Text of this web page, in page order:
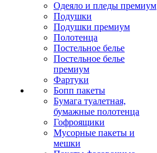
Одеяло и пледы премиум
Подушки
Подушки премиум
Полотенца
Постельное белье
Постельное белье
премиум
Фартуки
Бопп пакеты
Бумага туалетная,
бумажные полотенца
Гофроящики
Мусорные пакеты и
мешки